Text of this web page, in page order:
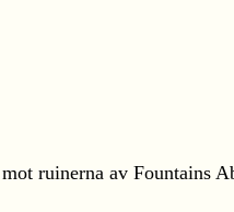
ruinerna av Fountains